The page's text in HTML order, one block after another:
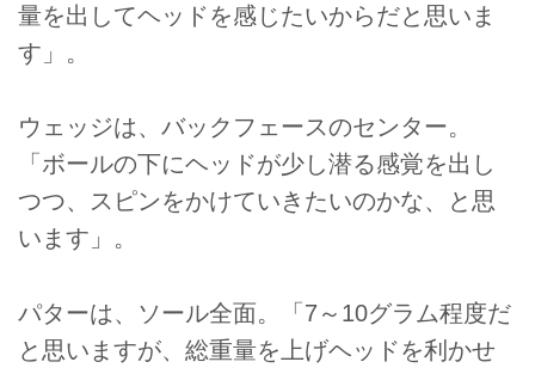
量を出してヘッドを感じたいからだと思いま
す」。
ウェッジは、バックフェースのセンター。
「ボールの下にヘッドが少し潜る感覚を出し
つつ、スピンをかけていきたいのかな、と思
います」。
パターは、ソール全面。「7～10グラム程度だ
と思いますが、総重量を上げヘッドを利かせ